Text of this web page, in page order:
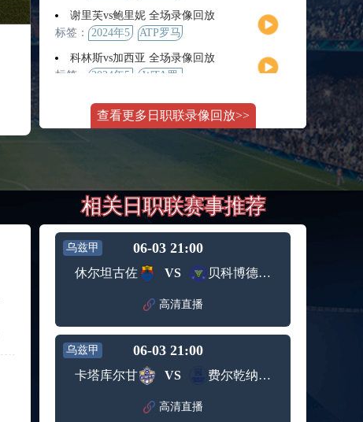
赛女单
第3轮
谢里芙vs鲍里妮 全场录像回放
标签：
2024年5
ATP罗马
女单第2
轮
科林斯vs加西亚 全场录像回放
标签：
2024年5
WTA罗
赛女单
第3轮
斯维托丽娜vs萨巴伦卡 全场录像回放
2024年5
月14日
WTA罗
马公开
纳波利塔诺vs贾里 全场录像回放
男单第3
轮
标签： 2024年5
月11日
WTA1000
罗马大
师赛第3
轮
WTT沙特大满贯女单半决赛 陈梦vs早田希娜 全场录像回放
标签： 2024年5
月11日
WTT沙
贯女单
蒙泰罗vs凯茨曼诺维奇 全场录像回放
大师赛
轮
纳尔迪vs鲁内 全场录像回放
标签： 2024年5
月12日
ATP罗马
大师赛
男单第2
轮
萨卡里vs加里宁娜 全场录像回放
标签： 2024年5
WTA罗
马大师
赛女单
第3轮
吉隆vs卢布列夫 全场录像回放
ATP罗马
查看更多日职联录像回放>>
相关日职联赛事推荐
乌兹甲 06-03 21:00
休尔坦古佐 VS 贝科博德冶金
高清直播
乌兹甲 06-03 21:00
卡塔库尔甘 VS 费尔乾纳大学
高清直播